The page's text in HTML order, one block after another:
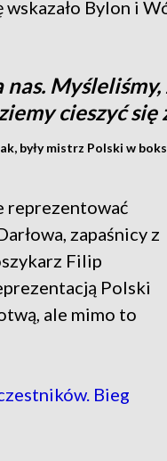
Bylon i
cieszyć się
były mistrz Polski w
reprezentować
zapaśnicy z
Filip
Polski
ale mimo to
Bieg